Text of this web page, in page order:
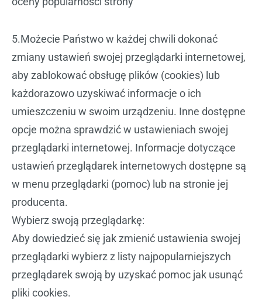
5.Możecie Państwo w każdej chwili dokonać
zmiany ustawień swojej przeglądarki internetowej,
aby zablokować obsługę plików (cookies) lub
każdorazowo uzyskiwać informacje o ich
umieszczeniu w swoim urządzeniu. Inne dostępne
opcje można sprawdzić w ustawieniach swojej
przeglądarki internetowej. Informacje dotyczące
ustawień przeglądarek internetowych dostępne są
w menu przeglądarki (pomoc) lub na stronie jej
producenta.
Wybierz swoją przeglądarkę:
Aby dowiedzieć się jak zmienić ustawienia swojej
przeglądarki wybierz z listy najpopularniejszych
przeglądarek swoją by uzyskać pomoc jak usunąć
pliki cookies.